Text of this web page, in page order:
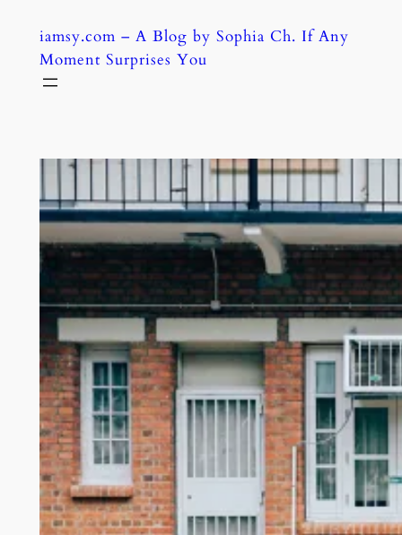
content
iamsy.com – A Blog by Sophia Ch. If Any
Moment Surprises You